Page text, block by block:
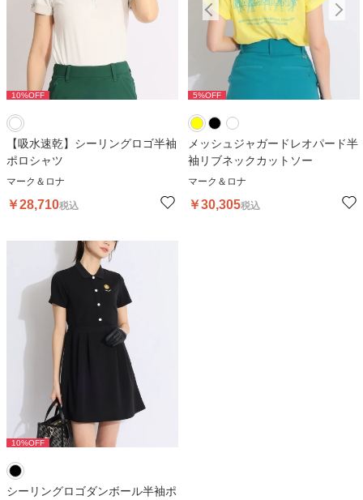
10%OFF
【吸水速乾】シーリングロゴ半袖
ポロシャツ
マーク＆ロナ
￥28,710税込
5%OFF 5%OFF
メッシュジャガードレオパード半
袖リブネックカットソー
マーク＆ロナ
￥30,305税込
10%OFF
シーリングロゴダンボール半袖ポ